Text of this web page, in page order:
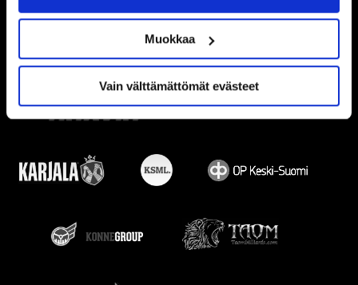
Muokkaa
Vain välttämättömät evästeet